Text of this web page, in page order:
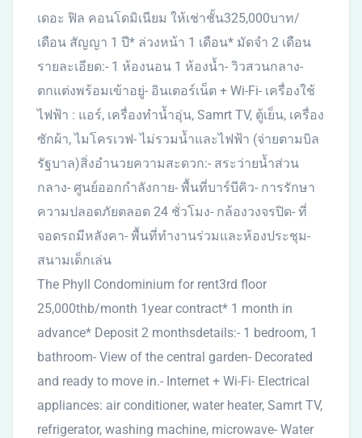
เดอะ ฟิล คอนโดมิเนียม ให้เช่าชั้น325,000บาท/
เดือน สัญญา 1 ปี* ล่วงหน้า 1 เดือน* มัดจำ 2 เดือน
รายละเอียด:- 1 ห้องนอน 1 ห้องน้ำ- วิวสวนกลาง-
ตกแต่งพร้อมเข้าอยู่- อินเตอร์เน็ต + Wi-Fi- เครื่องใช้
ไฟฟ้า : แอร์, เครื่องทำน้ำอุ่น, Samrt TV, ตู้เย็น, เครื่อง
ซักผ้า, ไมโครเวฟ- ไม่รวมน้ำและไฟฟ้า (จ่ายตามบิล
รัฐบาล)สิ่งอำนวยความสะดวก:- สระว่ายน้ำส่วน
กลาง- ศูนย์ออกกำลังกาย- พื้นที่บาร์บีคิว- การรักษา
ความปลอดภัยตลอด 24 ชั่วโมง- กล้องวงจรปิด- ที่
จอดรถมีหลังคา- พื้นที่ทำงานร่วมและห้องประชุม-
สนามเด็กเล่น
The Phyll Condominium for rent3rd floor
25,000thb/month 1year contract* 1 month in
advance* Deposit 2 monthsdetails:- 1 bedroom, 1
bathroom- View of the central garden- Decorated
and ready to move in.- Internet + Wi-Fi- Electrical
appliances: air conditioner, water heater, Samrt TV,
refrigerator, washing machine, microwave- Water